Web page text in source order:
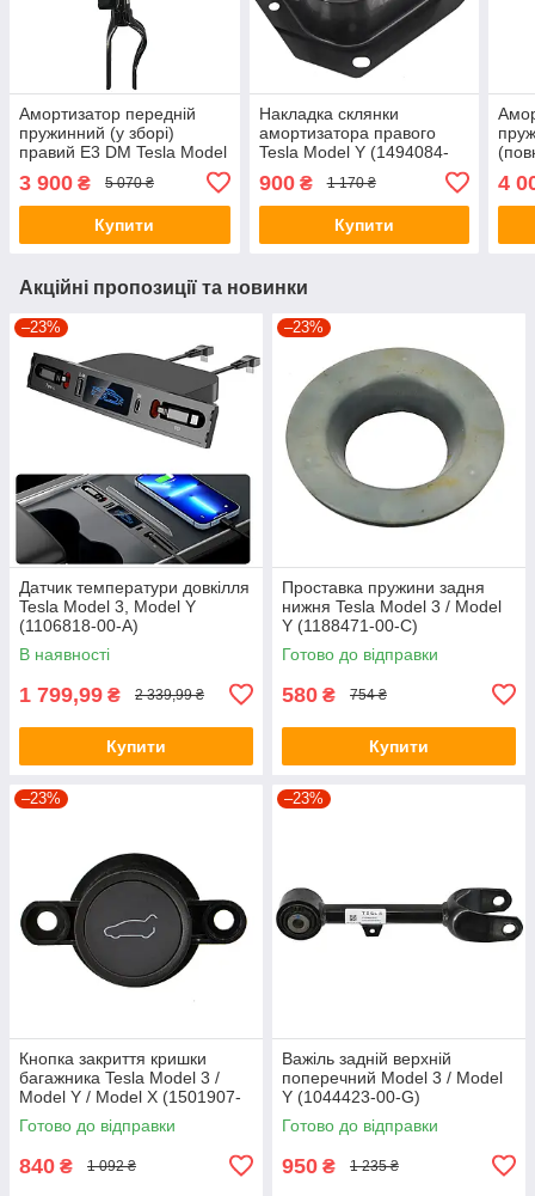
Амортизатор передній
пружинний (у зборі)
правий E3 DM Tesla Model
Y (1188368-00-E /1188376-
00-D)
3 900 ₴ 5 070 ₴
Купити
Накладка склянки
амортизатора правого
Tesla Model Y (1494084-
900₴ 1 170 ₴
Купити
4
Акційні пропозиції та новинки
–23%
Датчик температури довкілля
Tesla Model 3, Model Y
(1106818-00-A)
В наявності
1 799,99 ₴ 2 339,99 ₴
Купити
–23%
Проставка пружини задня
нижня Tesla Model 3 / Model
Y (1188471-00-C)
Готово до відправки
580 ₴ 754 ₴
Купити
–23%
Кнопка закриття кришки
багажника Tesla Model 3 /
Model Y / Model X (1501907-
00-B)
Готово до відправки
840 ₴ 1 092 ₴
–23%
Важіль задній верхній
поперечний Model 3 / Model
Y (1044423-00-G)
Готово до відправки
950 ₴ 1 235 ₴